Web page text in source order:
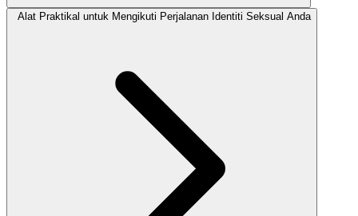
Alat Praktikal untuk Mengikuti Perjalanan Identiti Seksual Anda